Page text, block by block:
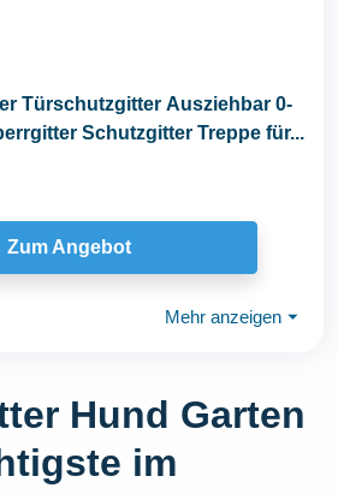
Türschutzgitter Ausziehbar 0-
Schutzgitter Treppe für...
Zum Angebot
Mehr anzeigen ⏷
Hund Garten
im